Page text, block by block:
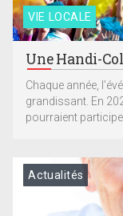
VIE LOCALE
Une Handi-
Chaque année,
grandissant. En
pourraient
Actualités